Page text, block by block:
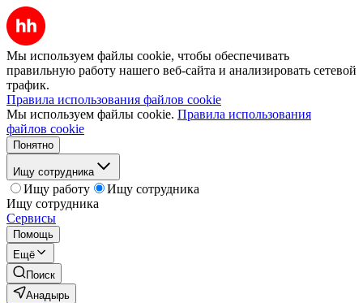
Мы используем файлы cookie, чтобы обеспечивать
правильную работу нашего веб-сайта и анализировать сетевой
трафик.
Правила использования файлов cookie
Мы используем файлы cookie. Правила использования
файлов cookie
Понятно
Ищу сотрудника
Ищу работу
Ищу сотрудника
Ищу сотрудника
Сервисы
Помощь
Ещё
Поиск
Анадырь